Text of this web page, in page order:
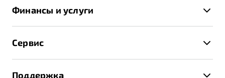
X70
Записаться на тест-драйв
Получить предложение
Финансы и услуги
Страхование
Сервис
Поддержка